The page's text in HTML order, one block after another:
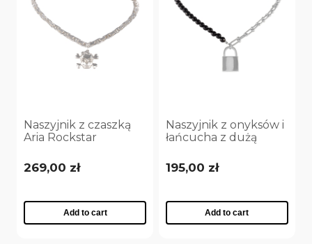
Naszyjnik z czaszką
Aria Rockstar
(C25/NUT/12AG)
269,00 zł
Add to cart
Naszyjnik z onyksów i
łańcucha z dużą
Collection
(C25/NUT/03AG)
195,00 zł
Add to cart